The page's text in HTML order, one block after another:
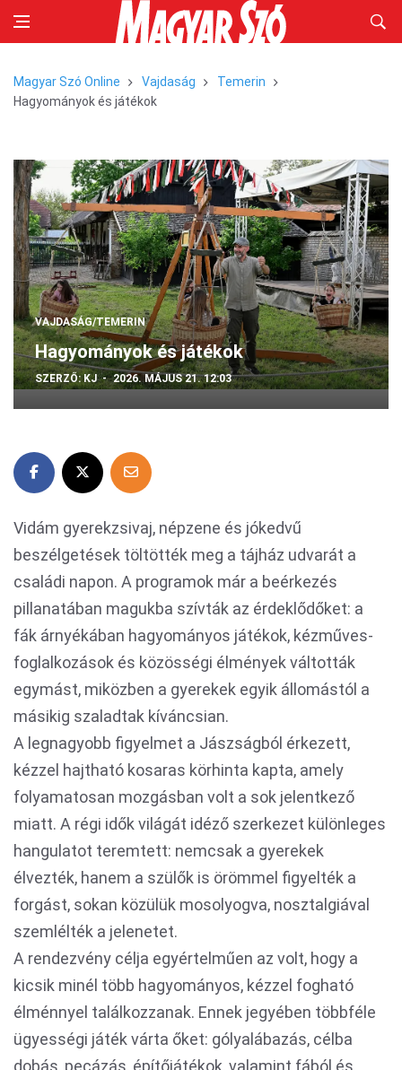
Magyar Szó Online Vajdaság
Temerin
Hagyományok és játékok
VAJDASÁG/TEMERIN
Hagyományok és játékok
SZERZŐ:KJ 2026. MÁJUS 21. 12:03
Vidám gyerekzsivaj, népzene és jókedvű
beszélgetések töltötték meg a tájház udvarát a
családi napon. A programok már a beérkezés
pillanatában magukba szívták az érdeklődőket: a
fák árnyékában hagyományos játékok, kézműves-
foglalkozások és közösségi élmények váltották
egymást, miközben a gyerekek egyik állomástól a
másikig szaladtak kíváncsian.
A legnagyobb figyelmet a Jászságból érkezett,
kézzel hajtható kosaras körhinta kapta, amely
folyamatosan mozgásban volt a sok jelentkező
miatt. A régi idők világát idéző szerkezet különleges
hangulatot teremtett: nemcsak a gyerekek
élvezték, hanem a szülők is örömmel figyelték a
forgást, sokan közülük mosolyogva, nosztalgiával
szemlélték a jelenetet.
A rendezvény célja egyértelműen az volt, hogy a
kicsik minél több hagyományos, kézzel fogható
élménnyel találkozzanak. Ennek jegyében többféle
ügyességi játék várta őket: gólyalábazás, célba
dobás, pecázás, építőjátékok, valamint fából és